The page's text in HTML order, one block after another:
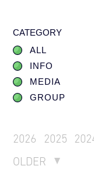
CATEGORY
ALL
INFO
MEDIA
GROUP
2026 2025
OLDER